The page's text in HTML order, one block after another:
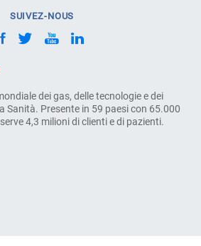
dei gas, delle tecnologie e dei
Sanità. Presente in 59 paesi con 65.000
4,3 milioni di clienti e di pazienti.
SUIVEZ-NOUS